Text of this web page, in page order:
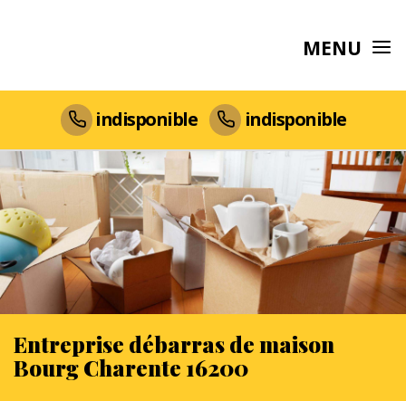
MENU
indisponible indisponible
Entreprise débarras de maison
Bourg Charente 16200